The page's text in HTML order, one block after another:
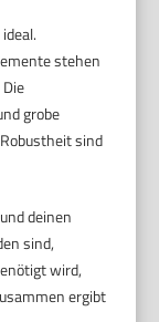
stehen
grobe
sind
deinen
sind,
wird,
ergibt